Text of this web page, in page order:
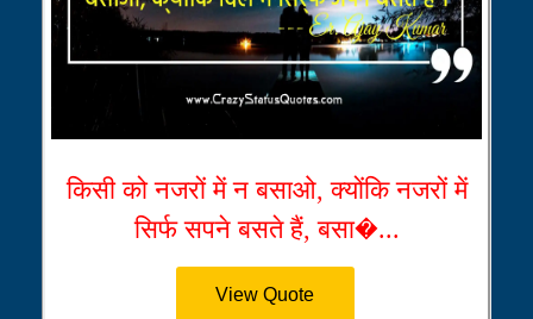
किसी को नजरों में न बसाओ, क्योंकि नजरों में
सिर्फ सपने बसते हैं, बसा�...
View Quote